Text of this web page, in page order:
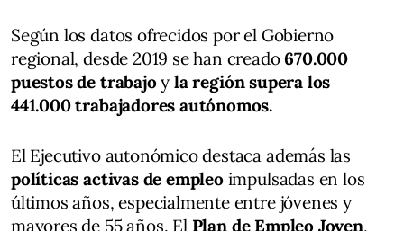
Según los datos ofrecidos por el Gobierno
regional, desde 2019 se han creado670.000
puestos de trabajoy la región supera los
441.000 trabajadores autónomos.
El Ejecutivo autonómico destaca además las
políticas activas de empleo impulsadas en los
últimos años, especialmente entre jóvenes y
mayores de 55 años. El Plan de Empleo Joven,